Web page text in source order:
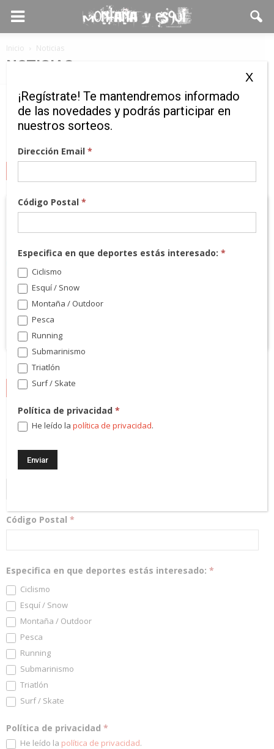
Inicio Noticias
NOTICIAS
No hay publicaciones para
NEWSLETTER
¡Regístrate! Te mantendremos informado de las novedades y
Dirección Email
Código Postal *
Especifica en que deportes estás interesado: *
Ciclismo
Esquí / Snow
Montaña / Outdoor
Pesca
Running
Submarinismo
Triatlón
Surf / Skate
Política de privacidad *
He leído la política de privacidad.
¡Regístrate! Te mantendremos informado
de las novedades y podrás participar en
nuestros sorteos.
Dirección Email*
Código Postal*
Especifica en que deportes estás interesado:*
Ciclismo
Esquí / Snow
Montaña / Outdoor
Pesca
Running
Submarinismo
Triatlón
Surf / Skate
Política de privacidad*
He leído lapolítica de privacidad.
X